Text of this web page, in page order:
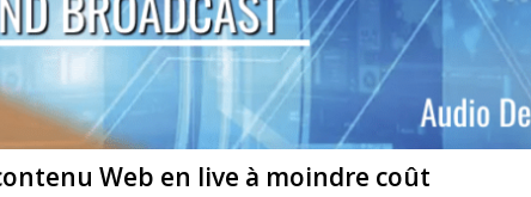
Web en live à moindre coût